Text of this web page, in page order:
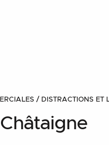
/ DISTRACTIONS ET